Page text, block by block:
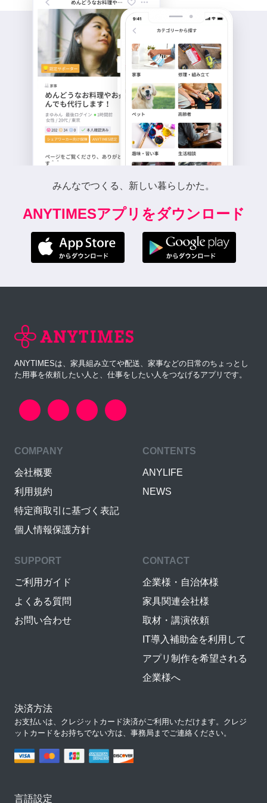
みんなでつくる、新しい暮らしかた。
ANYTIMESアプリをダウンロード
ANYTIMESは、家具組み立てや配送、家事などの日常のちょっとし
た用事を依頼したい人と、仕事をしたい人をつなげるアプリです。
COMPANY
会社概要
利用規約
特定商取引に基づく表記
個人情報保護方針
CONTENTS
ANYLIFE
NEWS
SUPPORT
ご利用ガイド
よくある質問
お問い合わせ
CONTACT
企業様・自治体様
家具関連会社様
取材・講演依頼
IT導入補助金を利用して
アプリ制作を希望される
企業様へ
決済方法
お支払いは、クレジットカード決済がご利用いただけます。クレジ
ットカードをお持ちでない方は、事務局までご連絡ください。
言語設定